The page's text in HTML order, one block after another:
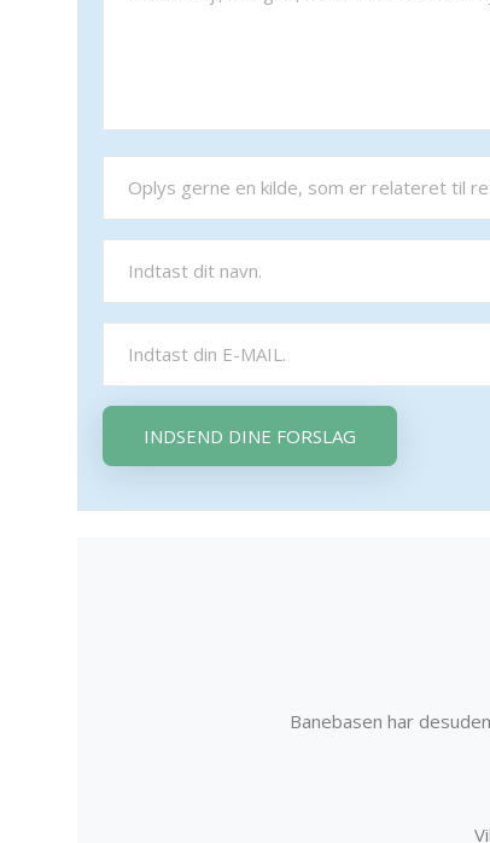
INDSEND DINE FORSLAG
Banebasen har